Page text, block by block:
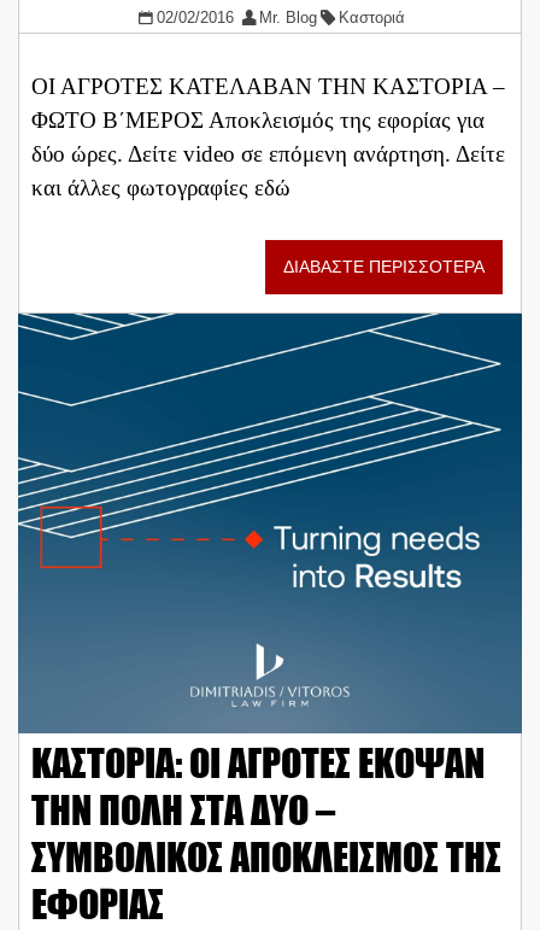
02/02/2016 Mr. Blog Καστοριά
ΟΙ ΑΓΡΟΤΕΣ ΚΑΤΕΛΑΒΑΝ ΤΗΝ ΚΑΣΤΟΡΙΑ –
ΦΩΤΟ Β΄ΜΕΡΟΣ Αποκλεισμός της εφορίας για
δύο ώρες. Δείτε video σε επόμενη ανάρτηση. Δείτε
και άλλες φωτογραφίες εδώ
ΔΙΑΒΑΣΤΕ ΠΕΡΙΣΣΟΤΕΡΑ
ΚΑΣΤΟΡΙΑ: ΟΙ ΑΓΡΟΤΕΣ ΕΚΟΨΑΝ
ΤΗΝ ΠΟΛΗ ΣΤΑ ΔΥΟ –
ΣΥΜΒΟΛΙΚΟΣ ΑΠΟΚΛΕΙΣΜΟΣ ΤΗΣ
ΕΦΟΡΙΑΣ